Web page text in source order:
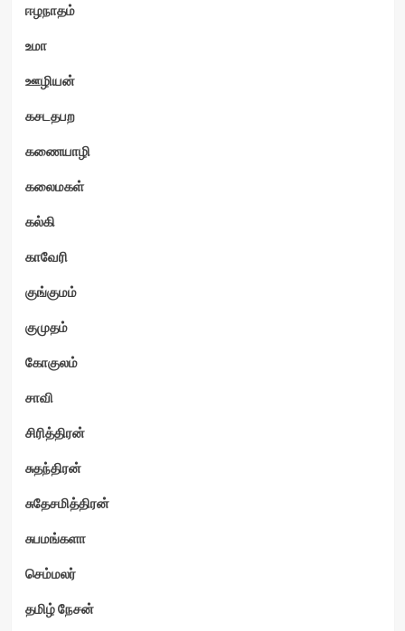
ஈழநாதம்
உமா
ஊழியன்
கசடதபற
கணையாழி
கலைமகள்
கல்கி
காவேரி
குங்குமம்
குமுதம்
கோகுலம்
சாவி
சிரித்திரன்
சுதந்திரன்
சுதேசமித்திரன்
சுபமங்களா
செம்மலர்
தமிழ் நேசன்